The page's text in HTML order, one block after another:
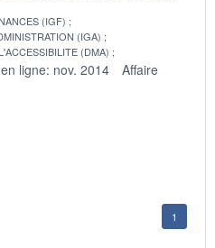
(IGF)
(IGA)
(DMA)
ligne: nov. 2014
Affaire
1